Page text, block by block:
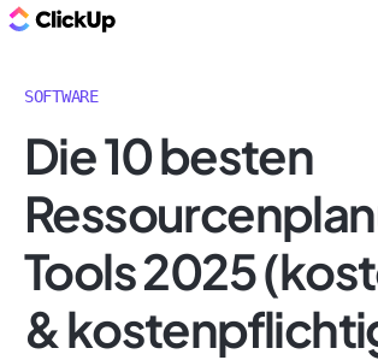
SOFTWARE
Die 10 besten
Tools 2025
&